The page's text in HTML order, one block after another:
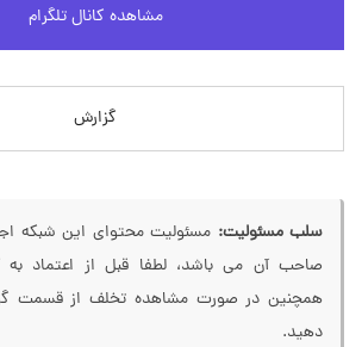
مشاهده کانال تلگرام
گزارش
سلب مسئولیت: مسئولیت محتوای این شبکه
صاحب آن می باشد، لطفا قبل از اعتماد به
همچنین در صورت مشاهده تخلف از قسمت
دهید.